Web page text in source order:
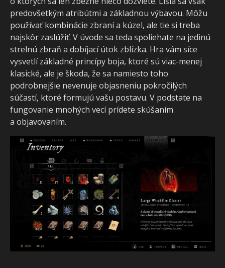
predovšetkým atribútmi a základnou výbavou. Môžu
používať kombinácie zbraní a kúzel, ale tie si treba
najskôr zaslúžiť. V úvode sa teda spoliehate na jedinú
strelnú zbraň a dobíjací útok zblízka. Hra vám síce
vysvetlí základné princípy boja, ktoré sú viac-menej
klasické, ale je škoda, že sa namiesto toho
podrobnejšie nevenuje objasneniu pokročilých
súčastí, ktoré formujú vašu postavu. V podstate na
fungovanie mnohých vecí prídete skúšaním
a objavovaním.